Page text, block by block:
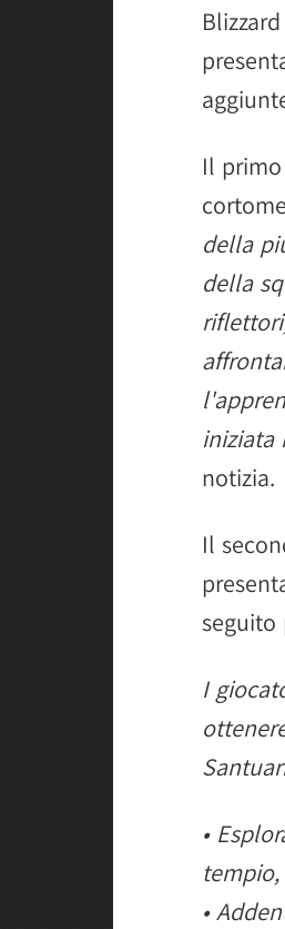
Il
della
della
iniziata
notizia.
Il
seguito
I
•
•